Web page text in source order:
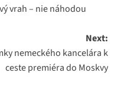
vrah – nie náhodou
Next:
nemeckého kancelára k
ceste premiéra do Moskvy